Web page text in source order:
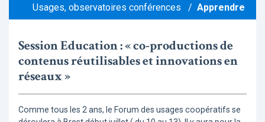
Usages, observatoires conférences
/ Apprendre
Session Education : « co-productions de
contenus réutilisables et innovations en
réseaux »
Comme tous les 2 ans, le Forum des usages coopératifs se